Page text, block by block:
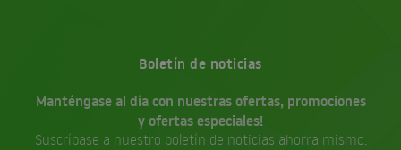
Boletín de noticias
Manténgase al día con nuestras ofertas, promociones
y ofertas especiales!
Suscríbase a nuestro boletín de noticias ahorra mismo.